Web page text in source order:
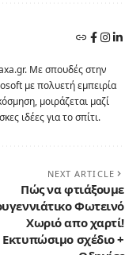
Με σπουδές στην
με πολυετή εμπειρία
μοιράζεται μαζί
ιδέες για το σπίτι.
NEXT ARTICLE
Πώς να φτιάξουμε
Φωτεινό
Χωριό απο χαρτί!
Εκτυπώσιμο σχέδιο +